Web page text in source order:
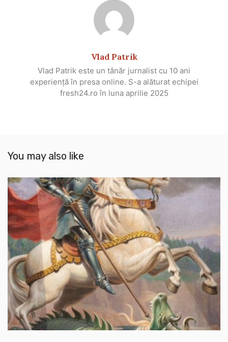
Vlad Patrik
Vlad Patrik este un tânăr jurnalist cu 10 ani
experiență în presa online. S-a alăturat echipei
fresh24.ro în luna aprilie 2025
You may also like